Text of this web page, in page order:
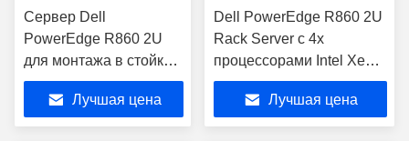
Сервер Dell
PowerEdge R860 2U
для монтажа в стойку с
процессором Intel Xeon
Platinum 8444H
Лучшая цена
Dell PowerEdge R860 2U
Rack Server с 4x
процессорами Intel Xeon
с 60-ядерным
процессором 2,2 ГГц
Лучшая цена